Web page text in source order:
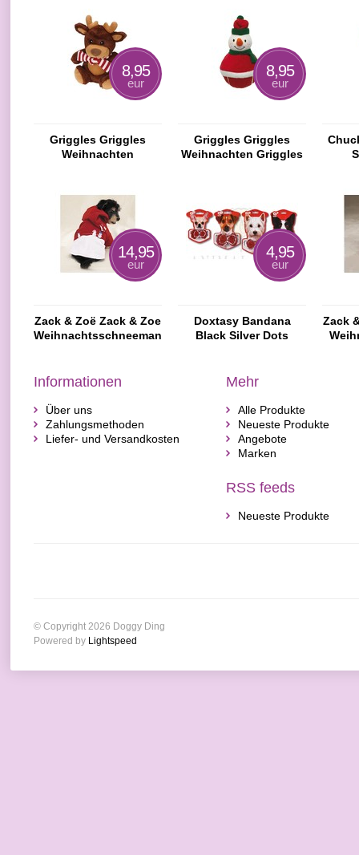
8,95
eur
Griggles Griggles
Weihnachten
Spielzeug für Hunde
8,95
eur
Griggles Griggles
Weihnachten Griggles
Spielzeug für Hunde
Zack & Zoë Zack & Zoe
Weihnachtsschneemann
14,95
eur
Doxtasy Bandana
Black Silver Dots
4,95
eur
Zack
Informationen
Über uns
Zahlungsmethoden
Liefer- und Versandkosten
Mehr
Alle Produkte
Neueste Produkte
Angebote
Marken
RSS feeds
Neueste Produkte
© Copyright 2026 Doggy Ding
Powered by Lightspeed